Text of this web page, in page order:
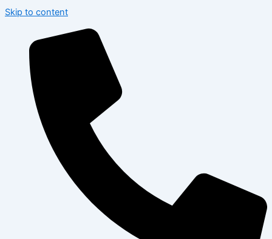
Skip to content